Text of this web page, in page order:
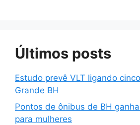
Últimos posts
Estudo prevê VLT ligando
Grande BH
Pontos de ônibus de BH
para mulheres